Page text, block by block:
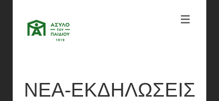
ΝΕΑ-ΕΚΔΗΛΩΣΕΙΣ